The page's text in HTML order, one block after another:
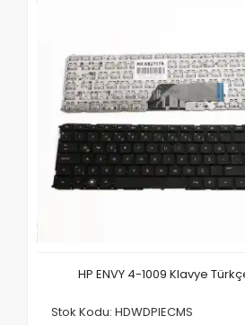
HP ENVY 4-1009 Klavye
Stok Kodu: HDWDPIECMS